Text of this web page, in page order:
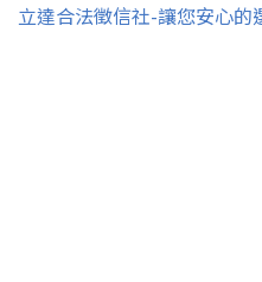
立達合法徵信社-讓您安心的